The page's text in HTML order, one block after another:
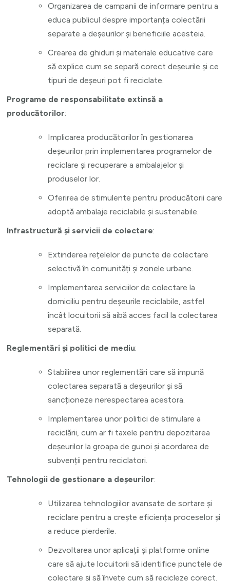
Organizarea de campanii de informare pentru a
educa publicul despre importanța colectării
separate a deșeurilor și beneficiile acesteia.
Crearea de ghiduri și materiale educative care
să explice cum se separă corect deșeurile și ce
tipuri de deșeuri pot fi reciclate.
Programe de responsabilitate extinsă a
producătorilor:
Implicarea producătorilor în gestionarea
deșeurilor prin implementarea programelor de
reciclare și recuperare a ambalajelor și
produselor lor.
Oferirea de stimulente pentru producătorii care
adoptă ambalaje reciclabile și sustenabile.
Infrastructură și servicii de colectare:
Extinderea rețelelor de puncte de colectare
selectivă în comunități și zonele urbane.
Implementarea serviciilor de colectare la
domiciliu pentru deșeurile reciclabile, astfel
încât locuitorii să aibă acces facil la colectarea
separată.
Reglementări și politici de mediu:
Stabilirea unor reglementări care să impună
colectarea separată a deșeurilor și să
sancționeze nerespectarea acestora.
Implementarea unor politici de stimulare a
reciclării, cum ar fi taxele pentru depozitarea
deșeurilor la groapa de gunoi și acordarea de
subvenții pentru reciclatori.
Tehnologii de gestionare a deșeurilor:
Utilizarea tehnologiilor avansate de sortare și
reciclare pentru a crește eficiența proceselor și
a reduce pierderile.
Dezvoltarea unor aplicații și platforme online
care să ajute locuitorii să identifice punctele de
colectare și să învețe cum să recicleze corect.